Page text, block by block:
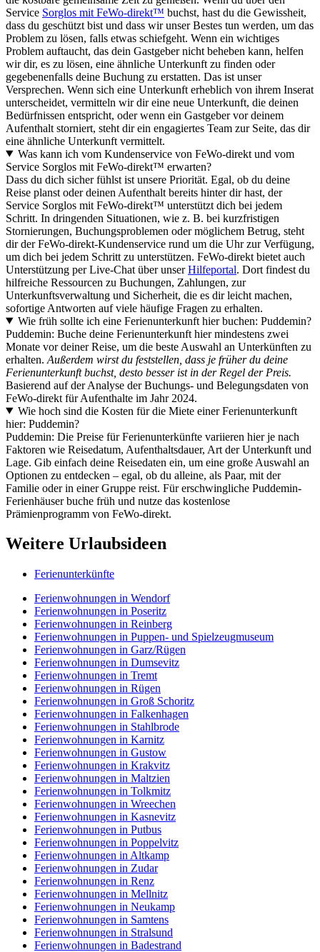
Service Sorglos mit FeWo-direkt™ buchst, hast du die Gewissheit,
dass du geschützt bist und dass wir unser Bestes tun werden, um das
Problem zu lösen, falls etwas schiefgeht. Wenn ein wichtiges
Problem auftaucht, das dein Gastgeber nicht beheben kann, helfen
wir dir, es zu lösen, eine ähnliche Unterkunft zu finden oder
gegebenenfalls deine Buchung zu erstatten. Das ist unser
Versprechen. Wenn sich eine Unterkunft erheblich von ihrem Inserat
unterscheidet, vermitteln wir dir eine neue Unterkunft, die deinen
Bedürfnissen entspricht, oder wenn ein Gastgeber vor deinem
Aufenthalt storniert, steht dir ein engagiertes Team zur Seite, das dir
eine ähnliche Unterkunft vermittelt.
Was kann ich vom Kundenservice von FeWo-direkt und vom
Service Sorglos mit FeWo-direkt™ erwarten?
Dass du dich sicher fühlst ist unsere Priorität. Egal, ob du deine
Reise planst oder deinen Aufenthalt bereits hinter dir hast, der
Service Sorglos mit FeWo-direkt™ unterstützt dich bei jedem
Schritt. In dringenden Situationen, wie z. B. bei kurzfristigen
Stornierungen, Buchungsproblemen oder möglichem Betrug, steht
dir der FeWo-direkt-Kundenservice rund um die Uhr zur Verfügung,
um dich bei jedem Schritt zu unterstützen. FeWo-direkt bietet auch
Unterstützung per Live-Chat über unserHilfeportal. Dort findest du
hilfreiche Ressourcen zu Buchungen, Zahlungen, zur
Unterkunftsverwaltung und Sicherheit, die es dir leicht machen,
sofortige Antworten auf viele häufige Fragen zu erhalten.
Wie früh sollte ich eine Ferienunterkunft hier buchen: Puddemin?
Puddemin: Buche deine Ferienunterkunft hier mindestens zwei
Monate vor deiner Reise, um die beste Auswahl an Unterkünften zu
erhalten. Außerdem wirst du feststellen, dass je früher du deine
Ferienunterkunft buchst, desto besser ist in der Regel der Preis.
Basierend auf der Analyse der Buchungs- und Belegungsdaten von
FeWo-direkt für Aufenthalte im Jahr 2024.
Wie hoch sind die Kosten für die Miete einer Ferienunterkunft
hier: Puddemin?
Puddemin: Die Preise für Ferienunterkünfte variieren hier je nach
Faktoren wie Reisedatum, Aufenthaltsdauer, Art der Unterkunft und
Lage. Gib einfach deine Reisedaten ein, um eine große Auswahl an
Optionen zu entdecken – egal, ob du alleine, als Paar, mit der
Familie oder in einer Gruppe reist. Für erschwingliche Puddemin-
Ferienhäuser buche früh und nutze das kostenlose
Prämienprogramm von FeWo-direkt.
Weitere Urlaubsideen
Ferienunterkünfte
Ferienwohnungen in Wendorf
Ferienwohnungen in Poseritz
Ferienwohnungen in Reinberg
Ferienwohnungen in Puppen- und Spielzeugmuseum
Ferienwohnungen in Garz/Rügen
Ferienwohnungen in Dumsevitz
Ferienwohnungen in Tremt
Ferienwohnungen in Rügen
Ferienwohnungen in Groß Schoritz
Ferienwohnungen in Falkenhagen
Ferienwohnungen in Stahlbrode
Ferienwohnungen in Karnitz
Ferienwohnungen in Gustow
Ferienwohnungen in Krakvitz
Ferienwohnungen in Maltzien
Ferienwohnungen in Tolkmitz
Ferienwohnungen in Wreechen
Ferienwohnungen in Kasnevitz
Ferienwohnungen in Putbus
Ferienwohnungen in Poppelvitz
Ferienwohnungen in Altkamp
Ferienwohnungen in Zudar
Ferienwohnungen in Renz
Ferienwohnungen in Mellnitz
Ferienwohnungen in Neukamp
Ferienwohnungen in Samtens
Ferienwohnungen in Stralsund
Ferienwohnungen in Badestrand